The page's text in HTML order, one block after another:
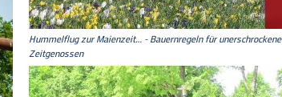
Hummelflug zur Maienzeit… - Bauernregeln für unerschrockene
Zeitgenossen